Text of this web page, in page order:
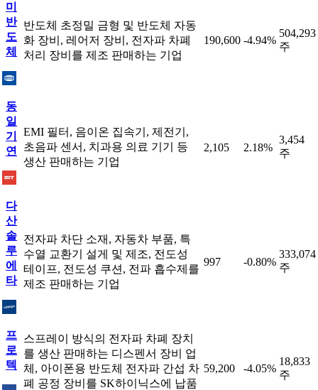
미
반
도
체
반도체 초정밀 금형 및 반도체 자동
화 장비, 레어저 장비, 전자파 차폐
처리 장비를 제조 판매하는 기업
190,600 -4.94%
504,293
주
동
일
기
연
EMI 필터, 음이온 집속기, 제전기,
초음파 센서, 치과용 의료 기기 등
생산 판매하는 기업
2,105 2.18%
3,454
주
다
산
솔
루
에
타
전자파 차단 소재, 자동차 부품, 특
수열 교환기 설게 및 제조, 전도성
테이프, 전도성 쿠션, 전파 흡수제를
제조 판매하는 기업
997 -0.80%
333,074
주
프
로
텍
스프레이 방식의 전자파 차폐 장치
를 생산 판매하는 디스펜서 장비 업
체, 아이폰용 반도체 전자파 간섭 차
폐 공정 장비를 SK하이닉스에 납품
59,200 -4.05%
18,833
주